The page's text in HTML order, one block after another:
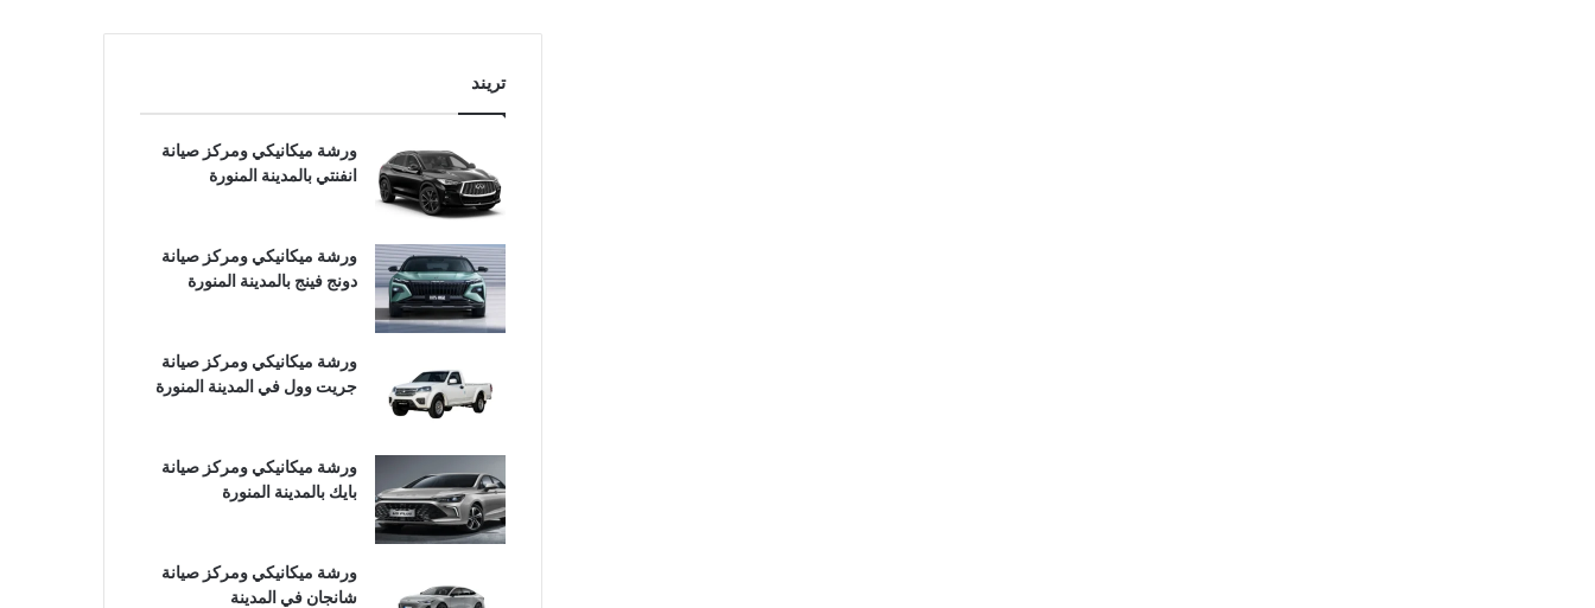
تريند
ورشة ميكانيكي ومركز صيانة
انفنتي بالمدينة المنورة
ورشة ميكانيكي ومركز صيانة
دونج فينج بالمدينة المنورة
ورشة ميكانيكي ومركز صيانة
جريت وول في المدينة المنورة
ورشة ميكانيكي ومركز صيانة
بايك بالمدينة المنورة
ورشة ميكانيكي ومركز صيانة
شانجان في المدينة